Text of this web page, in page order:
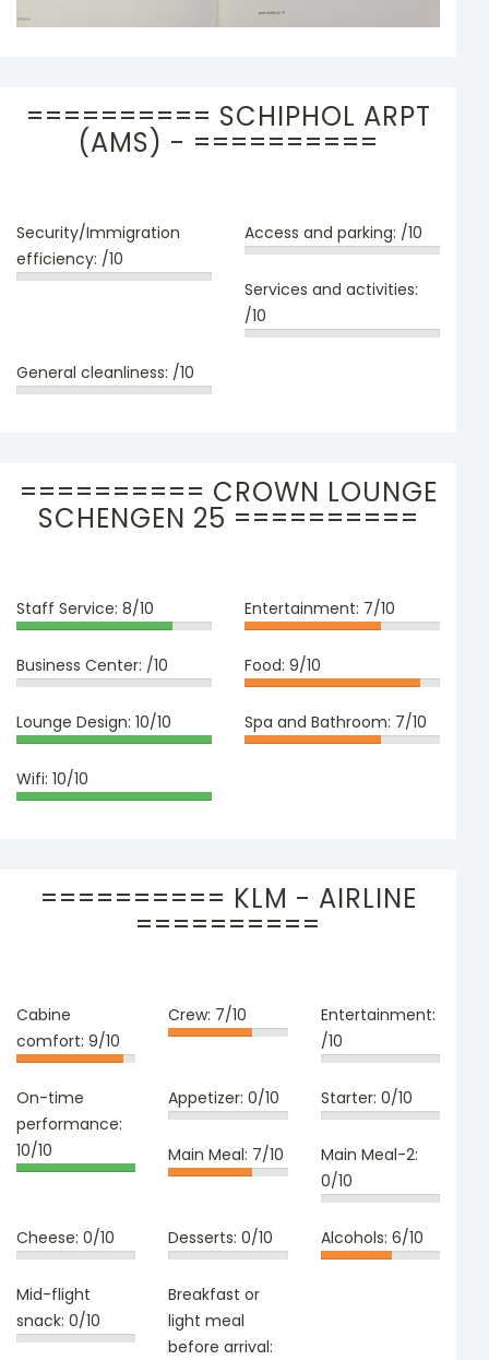
========== SCHIPHOL ARPT
(AMS) - ==========
Security/Immigration
efficiency: /10
Access and parking: /10
Services and activities:
/10
General cleanliness: /10
========== CROWN LOUNGE
SCHENGEN 25 ==========
Staff Service: 8/10 Entertainment: 7/10
Business Center: /10 Food: 9/10
Lounge Design: 10/10 Spa and Bathroom: 7/10
Wifi: 10/10
========== KLM - AIRLINE
==========
Cabine
comfort: 9/10
Crew: 7/10
Entertainment:
/10
On-time
performance:
10/10
Appetizer:0/10 Starter: 0/10
Main Meal: 7/10
Main Meal-2:
0/10
Cheese: 0/10 Desserts:0/10 Alcohols: 6/10
Mid-flight
snack: 0/10
Breakfast or
light meal
before arrival: